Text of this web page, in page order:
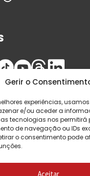
Gerir o
experiências,
e/ou aceder a
tecnologias nos permitirá
de navegação ou IDs
o consentimento pode
Aceitar
Saída de
direitos reservados.